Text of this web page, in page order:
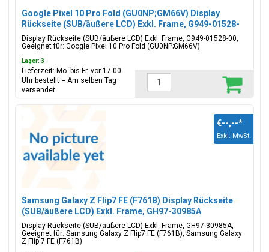
Google Pixel 10 Pro Fold (GU0NP;GM66V) Display
Rückseite (SUB/äußere LCD) Exkl. Frame, G949-01528-
00
Display Rückseite (SUB/äußere LCD) Exkl. Frame, G949-01528-00,
Geeignet für: Google Pixel 10 Pro Fold (GU0NP;GM66V)
Lager: 3
Lieferzeit: Mo. bis Fr. vor 17.00
Uhr bestellt = Am selben Tag
versendet
Samsung Galaxy Z Flip7 FE (F761B) Display Rückseite
(SUB/äußere LCD) Exkl. Frame, GH97-30985A
Display Rückseite (SUB/äußere LCD) Exkl. Frame, GH97-30985A,
Geeignet für: Samsung Galaxy Z Flip7 FE (F761B), Samsung Galaxy
Z Flip 7 FE (F761B)
€--,--*
Exkl. MwSt.